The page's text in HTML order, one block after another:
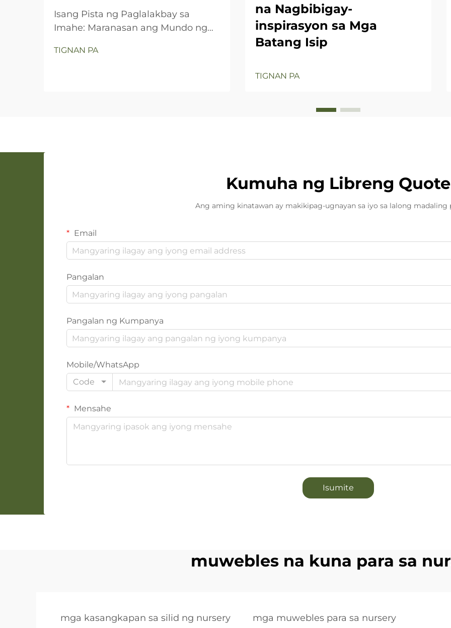
Isang Pista ng Paglalakbay sa
Imahe: Maranasan ang Mundo ng
TIGNAN PA
na Nagbibigay-
inspirasyon sa Mga
Batang Isip
TIGNAN PA
Kumuha ng Libreng Quote
Ang aming kinatawan ay makikipag-ugnayan sa iyo sa lalong madaling
Email
Pangalan
Pangalan ng Kumpanya
Mobile/WhatsApp
Code
Mensahe
Isumite
muwebles na kuna para sa
mga kasangkapan sa silid ng nursery mga muwebles para sa nursery